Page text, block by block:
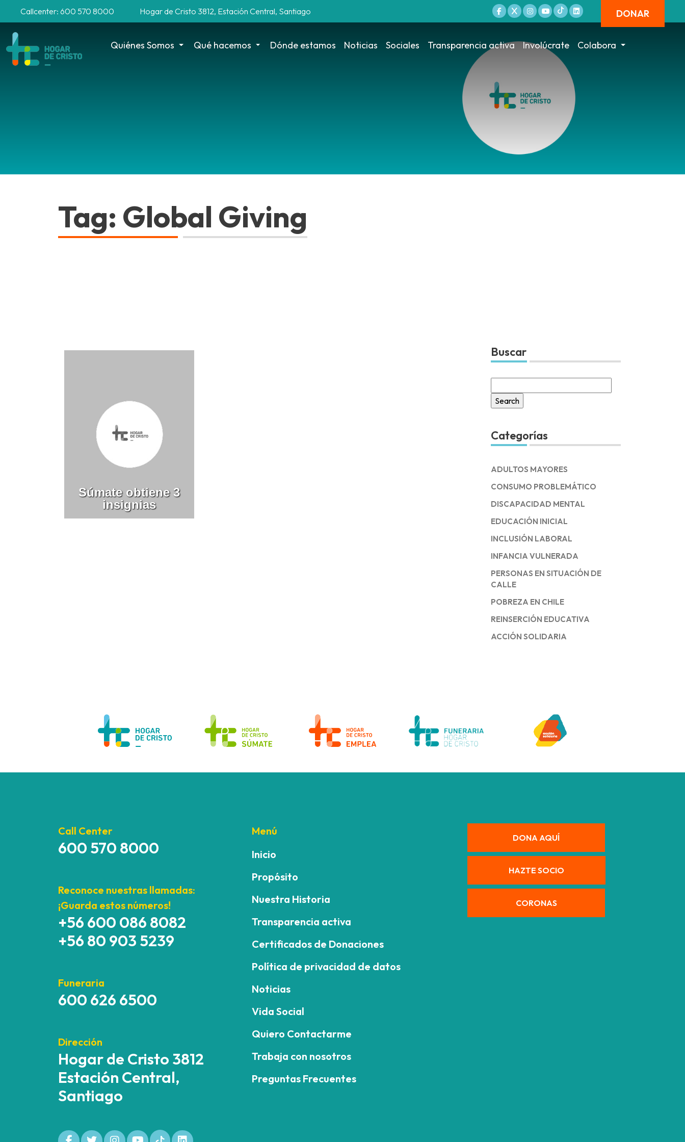
Callcenter: 600 570 8000 Hogar de Cristo 3812, Estación Central, Santiago DONAR
Quiénes Somos Qué hacemos Dónde estamos Noticias Sociales Transparencia activa Involúcrate Colabora
Tag: Global Giving
Súmate obtiene 3
insignias
Buscar
for:
Categorías
ADULTOS MAYORES
CONSUMO PROBLEMÁTICO
DISCAPACIDAD MENTAL
EDUCACIÓN INICIAL
INCLUSIÓN LABORAL
INFANCIA VULNERADA
PERSONAS EN SITUACIÓN DE
CALLE
POBREZA EN CHILE
REINSERCIÓN EDUCATIVA
ACCIÓN SOLIDARIA
Call Center
600 570 8000
Reconoce nuestras llamadas:
¡Guarda estos números!
+56 600 086 8082
+56 80 903 5239
Funeraria
600 626 6500
Dirección
Hogar de Cristo 3812
Estación Central,
Santiago
Menú
Inicio
Propósito
Nuestra Historia
Transparencia activa
Certificados de Donaciones
Política de privacidad de datos
Noticias
Vida Social
Quiero Contactarme
Trabaja con nosotros
Preguntas Frecuentes
DONA AQUÍ
HAZTE SOCIO
CORONAS